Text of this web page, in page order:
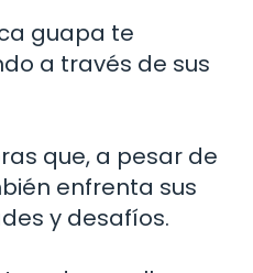
guapa te
a través de sus
que, a pesar de
enfrenta sus
y desafíos.